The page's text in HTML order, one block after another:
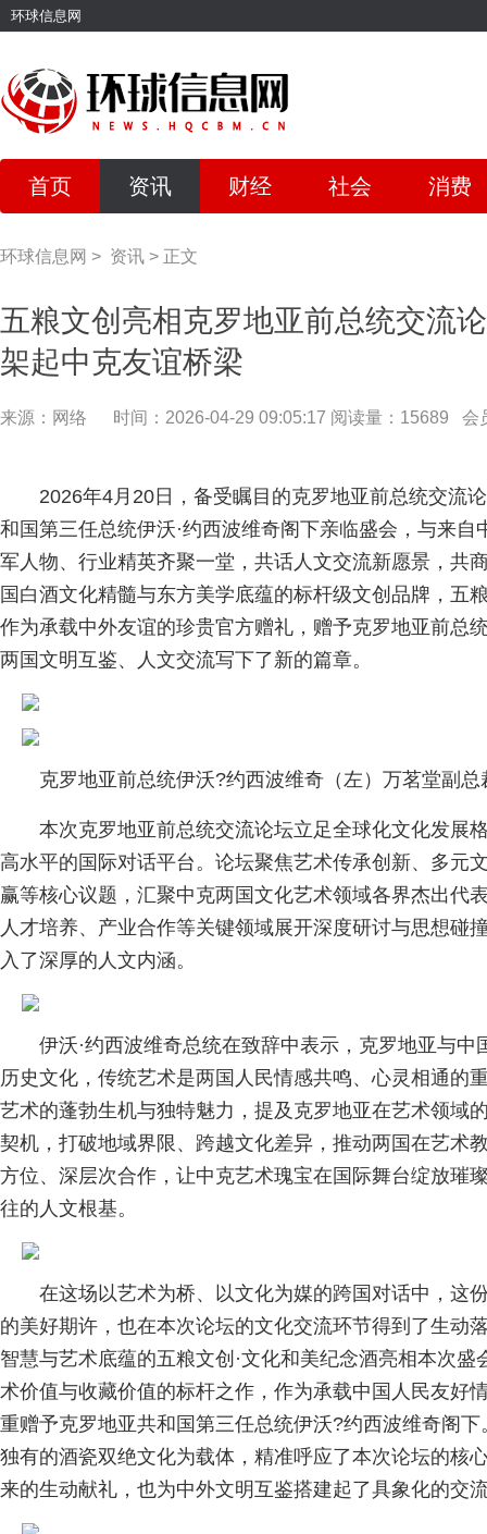
环球信息网
首页 资讯 财经 社会 消费
环球信息网 > 资讯 > 正文
五粮文创亮相克罗地亚前总统交流
架起中克友谊桥梁
来源：网络 时间：2026-04-29 09:05:17 阅读量：15689 会
2026年4月20日，备受瞩目的克罗地亚前总统交流
和国第三任总统伊沃·约西波维奇阁下亲临盛会，与来
军人物、行业精英齐聚一堂，共话人文交流新愿景，共
国白酒文化精髓与东方美学底蕴的标杆级文创品牌，五
作为承载中外友谊的珍贵官方赠礼，赠予克罗地亚前总
两国文明互鉴、人文交流写下了新的篇章。
克罗地亚前总统伊沃?约西波维奇（左）万茗堂副
本次克罗地亚前总统交流论坛立足全球化文化发展
高水平的国际对话平台。论坛聚焦艺术传承创新、多元
赢等核心议题，汇聚中克两国文化艺术领域各界杰出代
人才培养、产业合作等关键领域展开深度研讨与思想碰
入了深厚的人文内涵。
伊沃·约西波维奇总统在致辞中表示，克罗地亚与
历史文化，传统艺术是两国人民情感共鸣、心灵相通的
艺术的蓬勃生机与独特魅力，提及克罗地亚在艺术领域
契机，打破地域界限、跨越文化差异，推动两国在艺术
方位、深层次合作，让中克艺术瑰宝在国际舞台绽放璀
往的人文根基。
在这场以艺术为桥、以文化为媒的跨国对话中，这
的美好期许，也在本次论坛的文化交流环节得到了生动
智慧与艺术底蕴的五粮文创·文化和美纪念酒亮相本次
术价值与收藏价值的标杆之作，作为承载中国人民友好
重赠予克罗地亚共和国第三任总统伊沃?约西波维奇阁
独有的酒瓷双绝文化为载体，精准呼应了本次论坛的核
来的生动献礼，也为中外文明互鉴搭建起了具象化的交